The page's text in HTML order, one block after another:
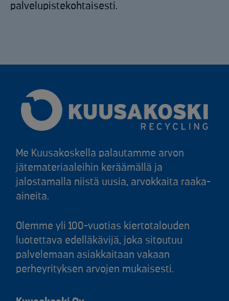
palvelupistekohtaisesti.
Me Kuusakoskella palautamme arvon
jätemateriaaleihin keräämällä ja
jalostamalla niistä uusia, arvokkaita raaka-
aineita.
Olemme yli 100-vuotias kiertotalouden
luotettava edelläkävijä, joka sitoutuu
palvelemaan asiakkaitaan vakaan
perheyrityksen arvojen mukaisesti.